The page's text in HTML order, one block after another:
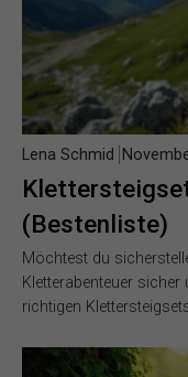
(Bestenliste)
Lena Schmid
Möchtest du
Kletterabenteuer
richtigen